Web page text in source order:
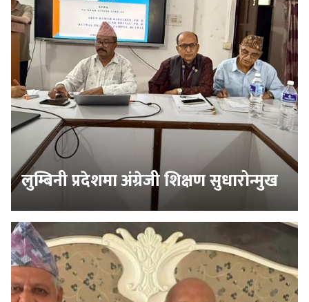
लुम्बिनी प्रदेशमा अंग्रेजी शिक्षण सुधारोन्मुख